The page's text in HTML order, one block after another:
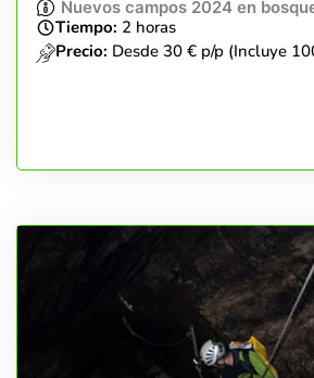
Nuevos campos 2024 en
Tiempo: 2 horas
Precio: Desde 30 € p/p (Incluye